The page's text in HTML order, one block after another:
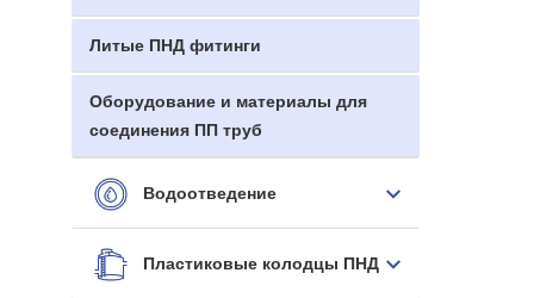
Литые ПНД фитинги
Оборудование и материалы для
соединения ПП труб
Водоотведение
Пластиковые колодцы ПНД